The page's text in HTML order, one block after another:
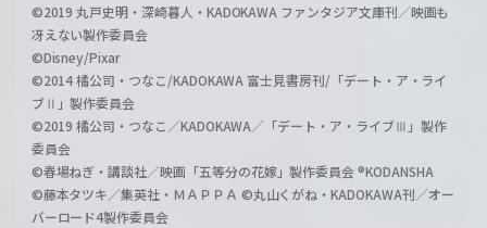
©2019 丸戸史明・深崎暮人・KADOKAWA ファンタジア文庫刊／映画も
冴えない製作委員会
©Disney/Pixar
©2014 橘公司・つなこ/KADOKAWA 富士見書房刊/「デート・ア・ライ
ブⅡ」製作委員会
©2019 橘公司・つなこ／KADOKAWA／「デート・ア・ライブⅢ」製作
委員会
©春場ねぎ・講談社／映画「五等分の花嫁」製作委員会 ®KODANSHA
©藤本タツキ／集英社・ＭＡＰＰＡ ©丸山くがね・KADOKAWA刊／オー
バーロード4製作委員会